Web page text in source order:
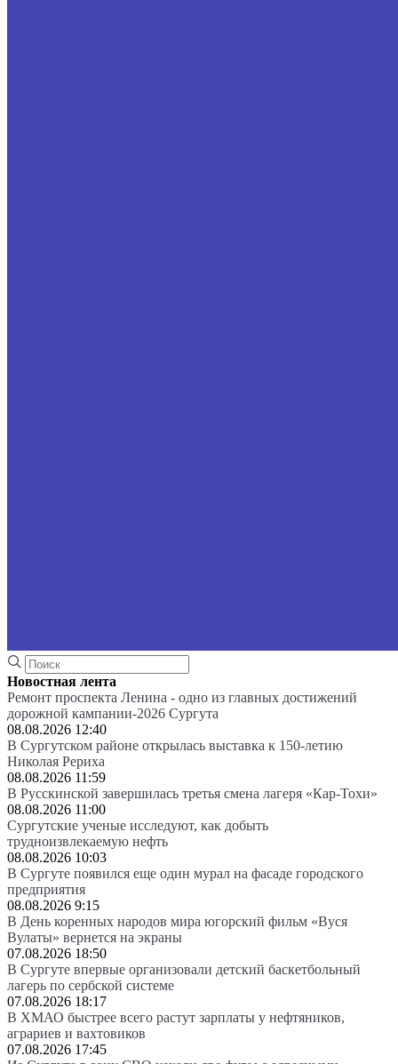
Новостная лента
Ремонт проспекта Ленина - одно из главных достижений
дорожной кампании-2026 Сургута
08.08.2026 12:40
В Сургутском районе открылась выставка к 150-летию
Николая Рериха
08.08.2026 11:59
В Русскинской завершилась третья смена лагеря «Кар-Тохи»
08.08.2026 11:00
Сургутские ученые исследуют, как добыть
трудноизвлекаемую нефть
08.08.2026 10:03
В Сургуте появился еще один мурал на фасаде городского
предприятия
08.08.2026 9:15
В День коренных народов мира югорский фильм «Вуся
Вулаты» вернется на экраны
07.08.2026 18:50
В Сургуте впервые организовали детский баскетбольный
лагерь по сербской системе
07.08.2026 18:17
В ХМАО быстрее всего растут зарплаты у нефтяников,
аграриев и вахтовиков
07.08.2026 17:45